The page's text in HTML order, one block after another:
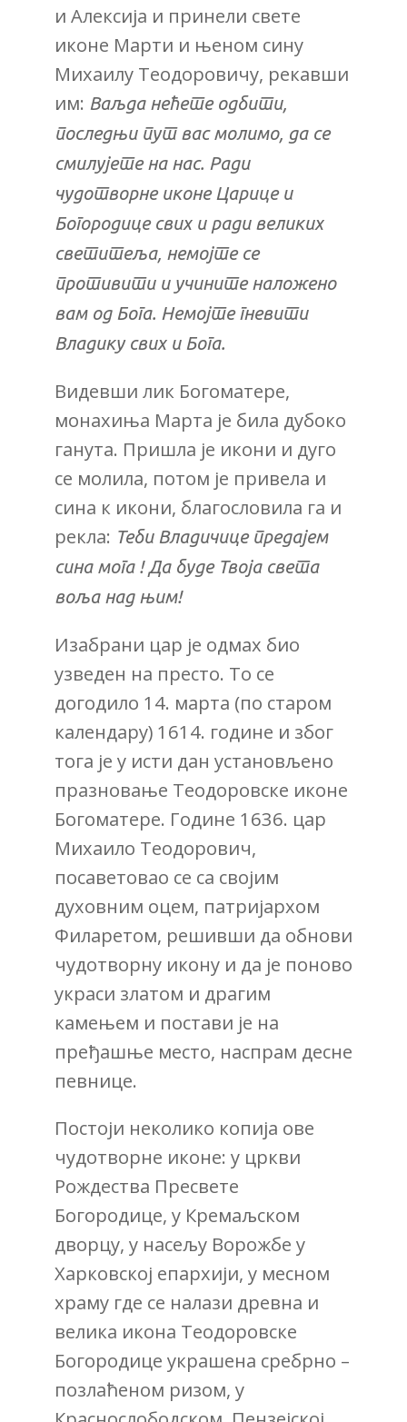
и Алексија и принели свете
иконе Марти и њеном сину
Михаилу Теодоровичу, рекавши
им: Ваљда нећете одбити,
последњи пут вас молимо, да се
смилујете на нас. Ради
чудотворне иконе Царице и
Богородице свих и ради великих
светитеља, немојте се
противити и учините наложено
вам од Бога. Немојте гневити
Владику свих и Бога.
Видевши лик Богоматере,
монахиња Марта је била дубоко
ганута. Пришла је икони и дуго
се молила, потом је привела и
сина к икони, благословила га и
рекла: Теби Владичице предајем
сина мога ! Да буде Твоја света
воља над њим!
Изабрани цар је одмах био
узведен на престо. То се
догодило 14. марта (по старом
календару) 1614. године и због
тога је у исти дан установљено
празновање Теодоровске иконе
Богоматере. Године 1636. цар
Михаило Теодорович,
посаветовао се са својим
духовним оцем, патријархом
Филаретом, решивши да обнови
чудотворну икону и да је поново
украси златом и драгим
камењем и постави је на
пређашње место, наспрам десне
певнице.
Постоји неколико копија ове
чудотворне иконе: у цркви
Рождества Пресвете
Богородице, у Кремаљском
дворцу, у насељу Ворожбе у
Харковској епархији, у месном
храму где се налази древна и
велика икона Теодоровске
Богородице украшена сребрно –
позлаћеном ризом, у